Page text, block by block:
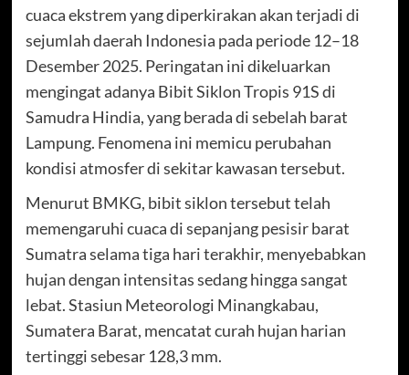
cuaca ekstrem yang diperkirakan akan terjadi di
sejumlah daerah Indonesia pada periode 12–18
Desember 2025. Peringatan ini dikeluarkan
mengingat adanya Bibit Siklon Tropis 91S di
Samudra Hindia, yang berada di sebelah barat
Lampung. Fenomena ini memicu perubahan
kondisi atmosfer di sekitar kawasan tersebut.
Menurut BMKG, bibit siklon tersebut telah
memengaruhi cuaca di sepanjang pesisir barat
Sumatra selama tiga hari terakhir, menyebabkan
hujan dengan intensitas sedang hingga sangat
lebat. Stasiun Meteorologi Minangkabau,
Sumatera Barat, mencatat curah hujan harian
tertinggi sebesar 128,3 mm.